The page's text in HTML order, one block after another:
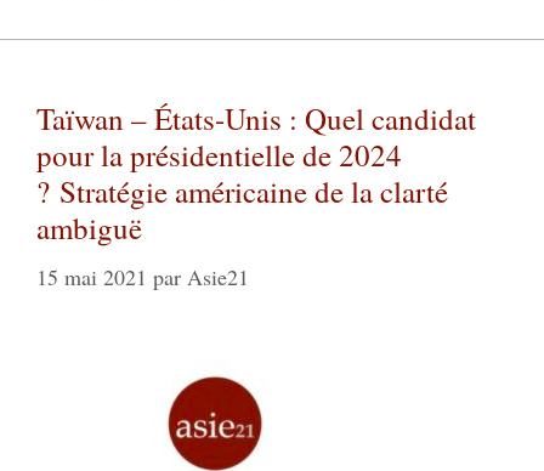
Taïwan – États-Unis : Quel candidat
pour la présidentielle de 2024
? Stratégie américaine de la clarté
ambiguë
15 mai 2021 par Asie21